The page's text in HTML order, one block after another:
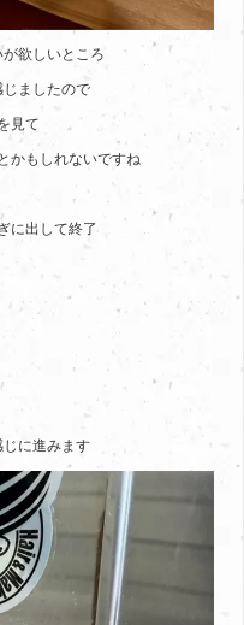
欲しいところ
ましたので
見て
かもしれないですね
に出して終了
に進みます